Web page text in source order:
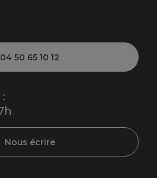
04 50 65 10 12
Nous écrire